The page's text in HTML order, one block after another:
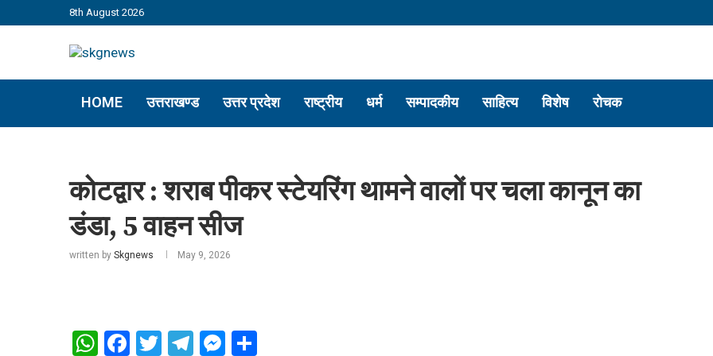
8th August 2026
HOME उत्तराखण्ड उत्तर प्रदेश राष्ट्रीय धर्म सम्पादकीय साहित्य विशेष रोचक
कोटद्वार : शराब पीकर स्टेयरिंग थामने वालों पर चला कानून का
डंडा, 5 वाहन सीज
written by Skgnews May 9, 2026
WhatsApp
Facebook
Twitter
Telegram
Messenger